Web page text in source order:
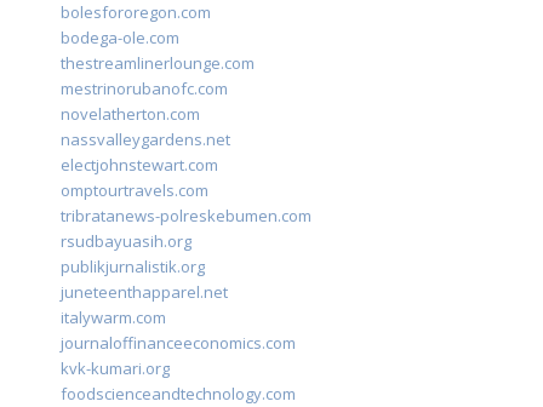
bolesfororegon.com
bodega-ole.com
thestreamlinerlounge.com
mestrinorubanofc.com
novelatherton.com
nassvalleygardens.net
electjohnstewart.com
omptourtravels.com
tribratanews-polreskebumen.com
rsudbayuasih.org
publikjurnalistik.org
juneteenthapparel.net
italywarm.com
journaloffinanceeconomics.com
kvk-kumari.org
foodscienceandtechnology.com